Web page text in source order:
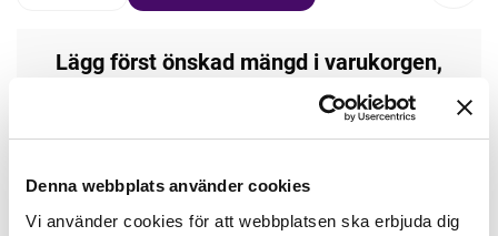
Denna webbplats använder cookies
Vi använder cookies för att webbplatsen ska erbjuda dig
Lägg först önskad mängd i varukorgen,
välj sedan matchande tillbehör
Mudd matchande +39,50kr